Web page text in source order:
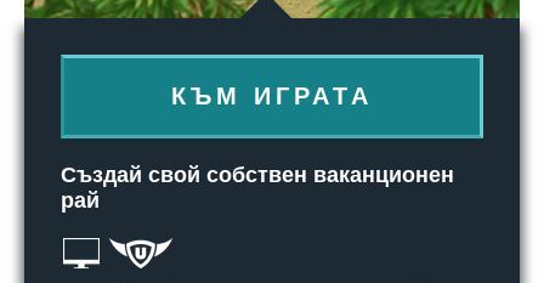
КЪМ ИГРАТА
Създай свой собствен ваканционен
рай